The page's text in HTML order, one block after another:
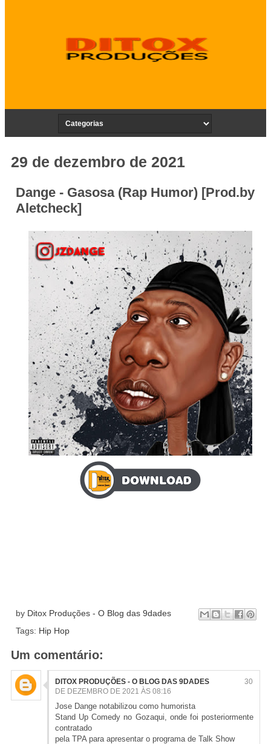
29 de dezembro de 2021
Dange - Gasosa (Rap Humor) [Prod.by
Aletcheck]
by Ditox Produções - O Blog das 9dades
Tags: Hip Hop
Um comentário:
DITOX PRODUÇÕES - O BLOG DAS 9DADES
30
DE DEZEMBRO DE 2021 ÀS 08:16
Jose Dange notabilizou como humorista
Stand Up Comedy no Gozaqui, onde foi posteriormente
contratado
pela TPA para apresentar o programa de Talk Show